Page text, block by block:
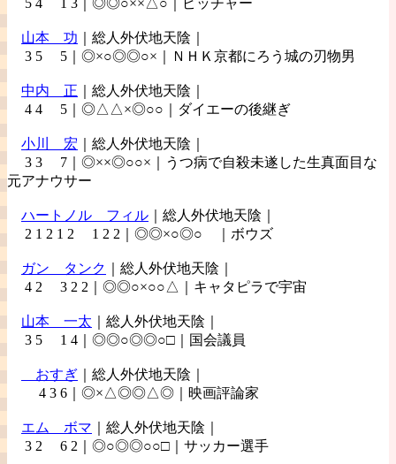
5 4 1 3｜◎◎○××△○｜ピッチャー
山本 功 ｜総人外伏地天陰｜
3 5 5｜◎×○◎◎○×｜ＮＨＫ京都にろう城の刃物男
中内 正 ｜総人外伏地天陰｜
4 4 5｜◎△△×◎○○｜ダイエーの後継ぎ
小川 宏 ｜総人外伏地天陰｜
3 3 7｜◎××◎○○×｜うつ病で自殺未遂した生真面目な
元アナウサー
ハートノル フィル ｜総人外伏地天陰｜
2 1 2 1 2 1 2 2｜◎◎×○◎○ ｜ボウズ
ガン タンク
｜総人外伏地天陰｜
4 2 3 2 2｜◎◎○×○○△｜キャタピラで宇宙
山本 一太 ｜総人外伏地天陰｜
3 5 1 4｜◎◎○◎◎○□｜国会議員
おすぎ ｜総人外伏地天陰｜
4 3 6｜◎×△◎◎△◎｜映画評論家
エム ボマ ｜総人外伏地天陰｜
3 2 6 2｜◎○◎◎○○□｜サッカー選手